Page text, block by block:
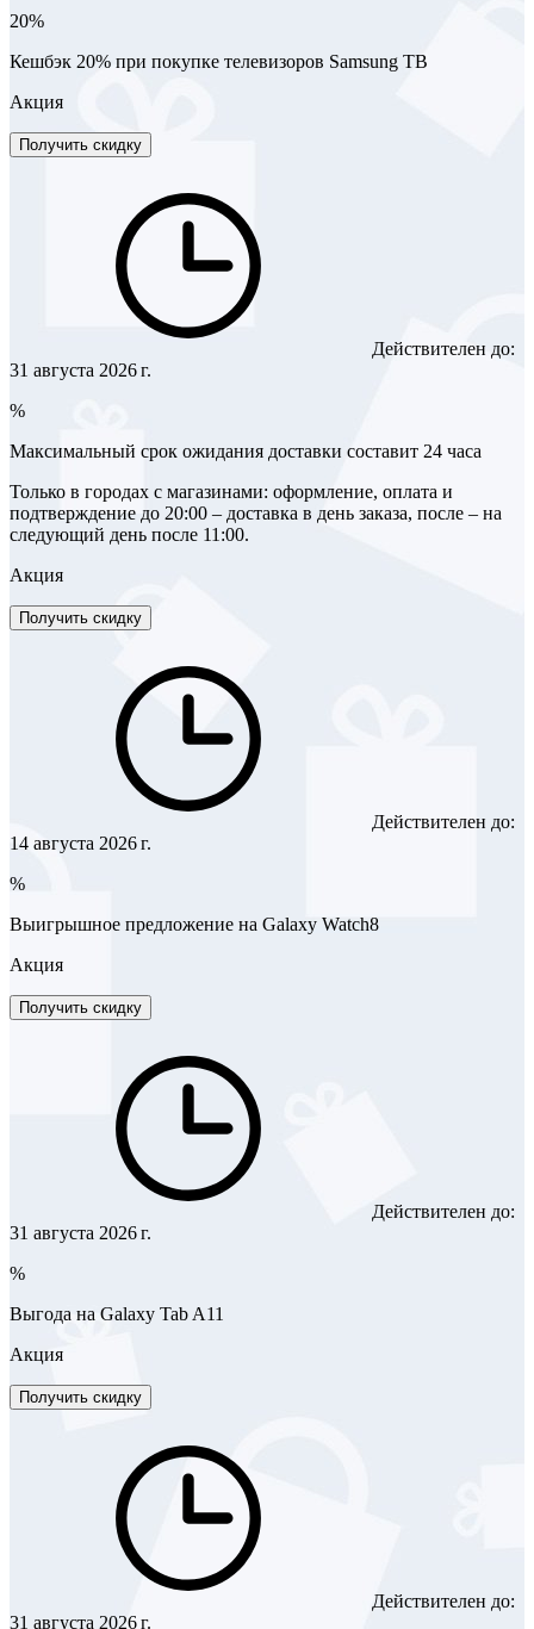
20%
Кешбэк 20% при покупке телевизоров Samsung ТВ
Акция
Получить скидку
Действителен до:
31 августа 2026 г.
%
Максимальный срок ожидания доставки составит 24 часа
Только в городах с магазинами: оформление, оплата и
подтверждение до 20:00 – доставка в день заказа, после – на
следующий день после 11:00.
Акция
Получить скидку
Действителен до:
14 августа 2026 г.
%
Выигрышное предложение на Galaxy Watch8
Акция
Получить скидку
Действителен до:
31 августа 2026 г.
%
Выгода на Galaxy Tab A11
Акция
Получить скидку
Действителен до:
31 августа 2026 г.